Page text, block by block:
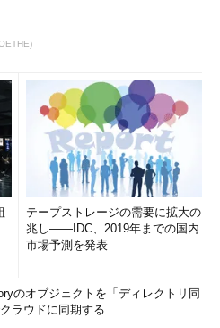
テープストレージの需要に拡大の
兆し――IDC、2019年までの国内
市場予測を発表
のオブジェクトを「ディレクトリ同
ラウドに同期する